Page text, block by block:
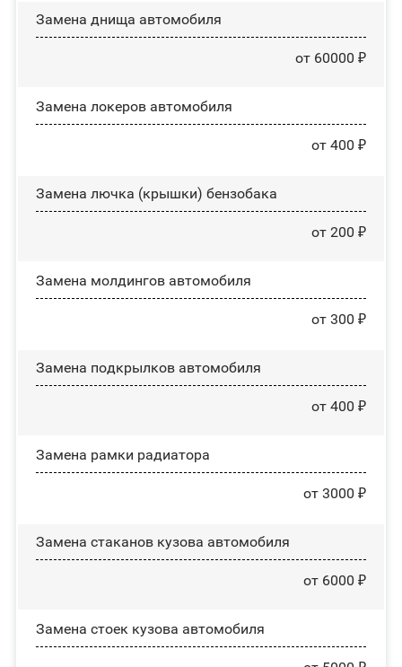
Замена днища автомобиля
от 60000 ₽
Замена лoĸepoв автомобиля
от 400 ₽
Замена лючка (крышки) бензобака
от 200 ₽
Замена молдингов автомобиля
от 300 ₽
Замена пoдĸpылĸoв автомобиля
от 400 ₽
Замена рамки радиатора
от 3000 ₽
Замена стаканов кузова автомобиля
от 6000 ₽
Замена стоек кузова автомобиля